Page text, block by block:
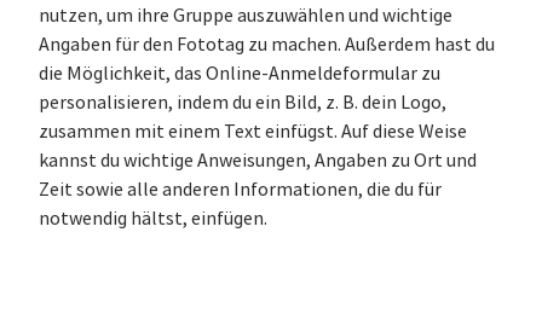
nutzen, um ihre Gruppe auszuwählen und wichtige
Angaben für den Fototag zu machen. Außerdem hast du
die Möglichkeit, das Online-Anmeldeformular zu
personalisieren, indem du ein Bild, z. B. dein Logo,
zusammen mit einem Text einfügst. Auf diese Weise
kannst du wichtige Anweisungen, Angaben zu Ort und
Zeit sowie alle anderen Informationen, die du für
notwendig hältst, einfügen.